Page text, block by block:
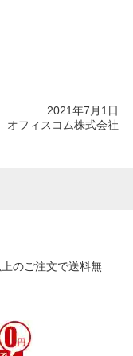
2021年7月1日
オフィスコム株式会社
のご注文で送料無